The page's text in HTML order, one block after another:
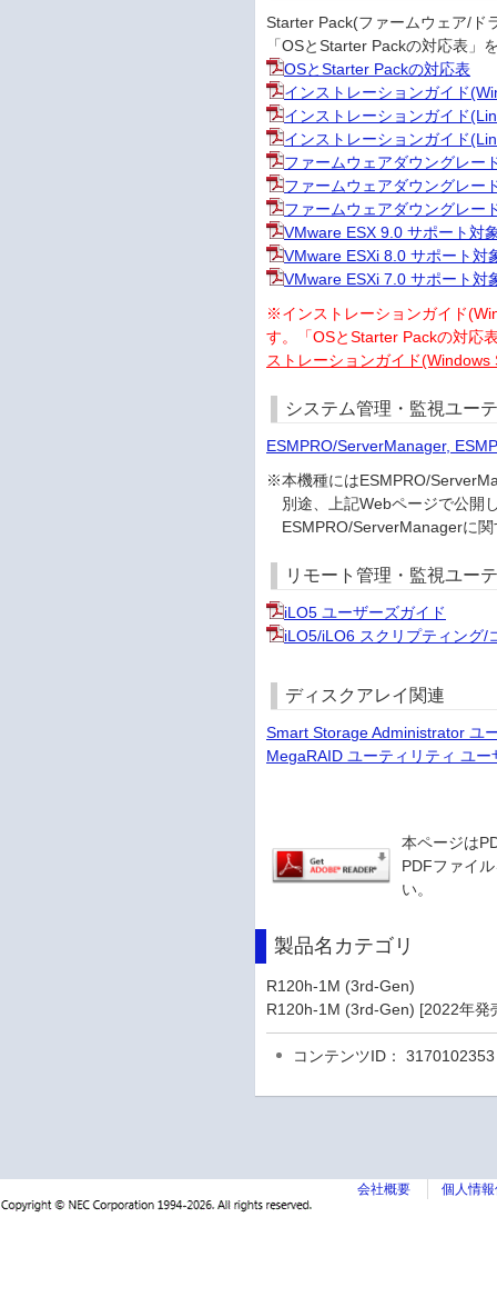
Starter Pack(ファームウェア/ド
「OSとStarter Packの対応表」
OSとStarter Packの対応表
インストレーションガイド
インストレーションガイド
インストレーションガイド
ファームウェアダウングレー
ファームウェアダウングレー
ファームウェアダウングレー
VMware ESX 9.0 サポート対
VMware ESXi 8.0 サポート対
VMware ESXi 7.0 サポート対
※インストレーションガイド
す。「OSとStarter Packの対応
ストレーションガイド
システム管理・監視ユー
ESMPRO/ServerManager,
※本機種にはESMPRO/
別途、上記Webページで公開
ESMPRO/ServerManagerに関
リモート管理・監視ユー
iLO5 ユーザーズガイド
iLO5/iLO6 スクリプティング/
ディスクアレイ関連
Smart Storage Administrator ユ
MegaRAID ユーティリティ ユ
本ページは
PDFファイ
い。
製品名カテゴリ
R120h-1M (3rd-Gen)
R120h-1M (3rd-Gen) [2022年発
コンテンツID： 3170102353
会社概要 個人情